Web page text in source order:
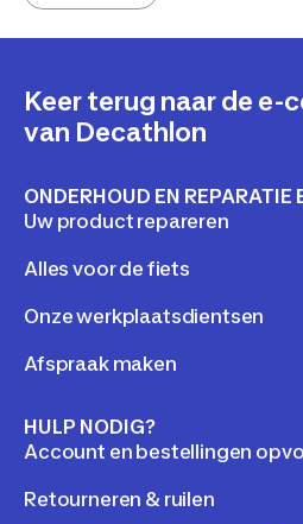
Keer terug naar de e-
van Decathlon
ONDERHOUD EN REPARATIE
Uw product repareren
Alles voor de fiets
Onze werkplaatsdientsen
Afspraak maken
HULP NODIG?
Account en bestellingen
Retourneren & ruilen